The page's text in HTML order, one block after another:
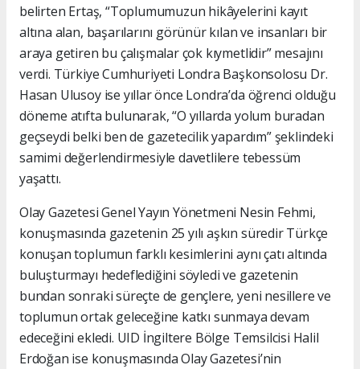
belirten Ertaş, “Toplumumuzun hikâyelerini kayıt
altına alan, başarılarını görünür kılan ve insanları bir
araya getiren bu çalışmalar çok kıymetlidir” mesajını
verdi. Türkiye Cumhuriyeti Londra Başkonsolosu Dr.
Hasan Ulusoy ise yıllar önce Londra’da öğrenci olduğu
döneme atıfta bulunarak, “O yıllarda yolum buradan
geçseydi belki ben de gazetecilik yapardım” şeklindeki
samimi değerlendirmesiyle davetlilere tebessüm
yaşattı.
Olay Gazetesi Genel Yayın Yönetmeni Nesin Fehmi,
konuşmasında gazetenin 25 yılı aşkın süredir Türkçe
konuşan toplumun farklı kesimlerini aynı çatı altında
buluşturmayı hedeflediğini söyledi ve gazetenin
bundan sonraki süreçte de gençlere, yeni nesillere ve
toplumun ortak geleceğine katkı sunmaya devam
edeceğini ekledi. UID İngiltere Bölge Temsilcisi Halil
Erdoğan ise konuşmasında Olay Gazetesi’nin